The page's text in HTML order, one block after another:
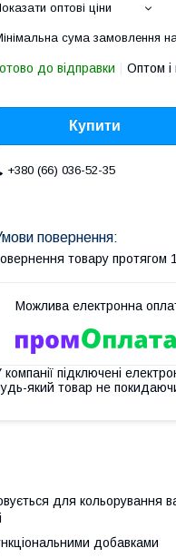
оптові ціни
сума замовлення
до відправки Оптом і
Купити
+380 (66) 036-52-35
товару протягом
компанії підключені
який товар не
для кольорування
добавками